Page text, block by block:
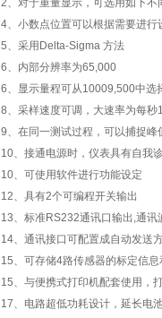
2、对于重量显示，可选用如下不
4、小数点位置可以根据需要进
5、采用Delta-Sigma 方法
6、内部分辨率为65,000
6、显示量程可从10009,500中选
8、采样速度可调，大速率为每秒
9、在同一测试过程，可以捕捉峰
10、接通电源时，仪表具有自我
10、可使用软件进行功能设定
12、具有2个可编程开关输出
13、标准RS232通讯口输出,通讯
14、通讯接口可配置成自动发送
15、可存储4路传感器的标定信
15、与便携式打印机配套使用，
17、电路超低功耗设计，延长电